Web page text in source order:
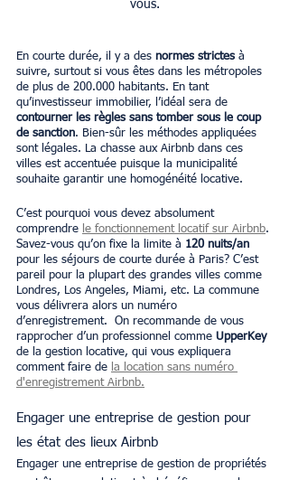
vous.
En courte durée, il y a des normes strictes à
suivre, surtout si vous êtes dans les métropoles
de plus de 200.000 habitants. En tant
qu’investisseur immobilier, l’idéal sera de
contourner les règles sans tomber sous le coup
de sanction. Bien-sûr les méthodes appliquées
sont légales. La chasse aux Airbnb dans ces
villes est accentuée puisque la municipalité
souhaite garantir une homogénéité locative.
C’est pourquoi vous devez absolument
comprendre le fonctionnement locatif sur Airbnb.
Savez-vous qu’on fixe la limite à 120 nuits/an
pour les séjours de courte durée à Paris? C’est
pareil pour la plupart des grandes villes comme
Londres, Los Angeles, Miami, etc. La commune
vous délivrera alors un numéro
d’enregistrement.  On recommande de vous
rapprocher d’un professionnel comme UpperKey
de la gestion locative, qui vous expliquera
comment faire de la location sans numéro
d'enregistrement Airbnb.
Engager une entreprise de gestion pour
les état des lieux Airbnb
Engager une entreprise de gestion de propriétés